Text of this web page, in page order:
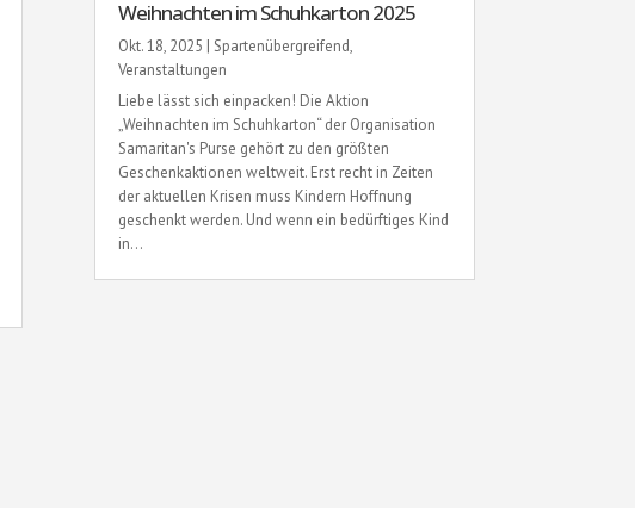
Weihnachten im Schuhkarton 2025
Okt. 18, 2025 | Spartenübergreifend,
Veranstaltungen
Liebe lässt sich einpacken! Die Aktion
„Weihnachten im Schuhkarton“ der Organisation
Samaritan's Purse gehört zu den größten
Geschenkaktionen weltweit. Erst recht in Zeiten
der aktuellen Krisen muss Kindern Hoffnung
geschenkt werden. Und wenn ein bedürftiges Kind
in...